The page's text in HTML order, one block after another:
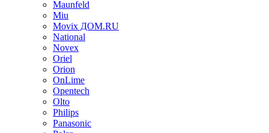
Maunfeld
Miu
Movix ДОМ.RU
National
Novex
Oriel
Orion
OnLime
Opentech
Olto
Philips
Panasonic